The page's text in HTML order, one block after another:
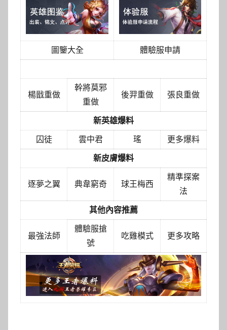
圖鑒大全
體驗服申請
楊戩重做
幹將莫邪
重做
後羿重做 張良重做
新英雄爆料
囚徒
雲中君 瑤
更多爆料
新皮膚爆料
逐夢之翼 典韋窮奇 球王梅西
精準探案
法
其他內容推薦
最強法師
體驗服搶
號
吃雞模式 更多攻略